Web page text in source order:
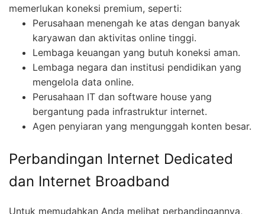
memerlukan koneksi premium, seperti:
Perusahaan menengah ke atas dengan banyak
karyawan dan aktivitas online tinggi.
Lembaga keuangan yang butuh koneksi aman.
Lembaga negara dan institusi pendidikan yang
mengelola data online.
Perusahaan IT dan software house yang
bergantung pada infrastruktur internet.
Agen penyiaran yang mengunggah konten besar.
Perbandingan Internet Dedicated
dan Internet Broadband
Untuk memudahkan Anda melihat perbandingannya,